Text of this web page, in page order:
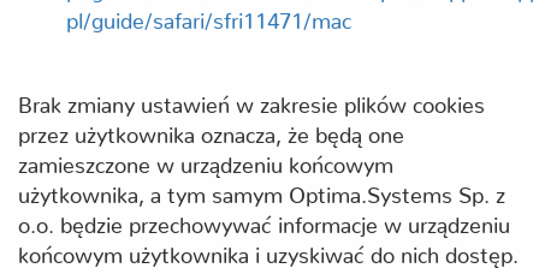
pl/guide/safari/sfri11471/mac
Brak zmiany ustawień w zakresie plików cookies
przez użytkownika oznacza, że będą one
zamieszczone w urządzeniu końcowym
użytkownika, a tym samym Optima.Systems Sp. z
o.o. będzie przechowywać informacje w urządzeniu
końcowym użytkownika i uzyskiwać do nich dostęp.